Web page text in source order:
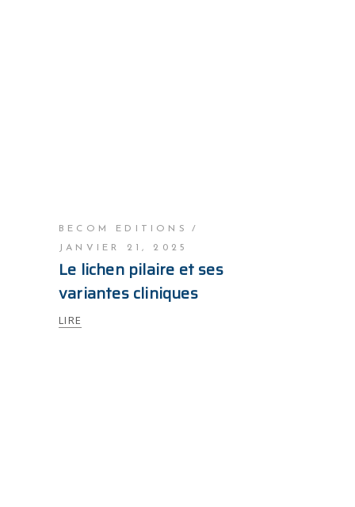
BECOM EDITIONS
JANVIER 21, 2025
Le lichen pilaire et ses
variantes cliniques
LIRE